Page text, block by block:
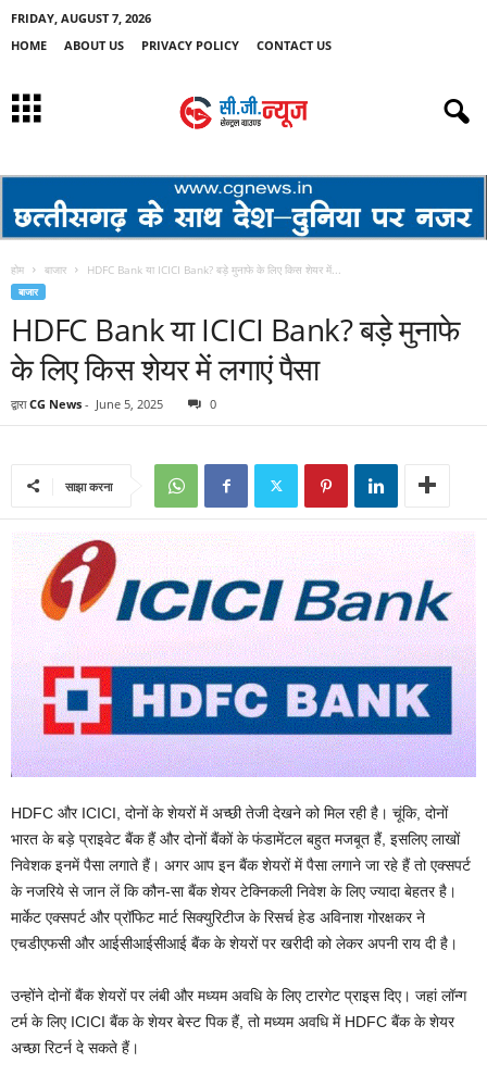
FRIDAY, AUGUST 7, 2026
HOME
ABOUT US PRIVACY POLICY CONTACT US
होम बाजार HDFC Bank या ICICI Bank? बड़े मुनाफे के लिए किस शेयर में...
बाजार
HDFC Bank या ICICI Bank? बड़े मुनाफे
के लिए किस शेयर में लगाएं पैसा
द्वारा CG News - June 5, 2025 0
साझा करना
HDFC और ICICI, दोनों के शेयरों में अच्छी तेजी देखने को मिल रही है। चूंकि, दोनों
भारत के बड़े प्राइवेट बैंक हैं और दोनों बैंकों के फंडामेंटल बहुत मजबूत हैं, इसलिए लाखों
निवेशक इनमें पैसा लगाते हैं। अगर आप इन बैंक शेयरों में पैसा लगाने जा रहे हैं तो एक्सपर्ट
के नजरिये से जान लें कि कौन-सा बैंक शेयर टेक्निकली निवेश के लिए ज्यादा बेहतर है।
मार्केट एक्सपर्ट और प्रॉफिट मार्ट सिक्युरिटीज के रिसर्च हेड अविनाश गोरक्षकर ने
एचडीएफसी और आईसीआईसीआई बैंक के शेयरों पर खरीदी को लेकर अपनी राय दी है।
उन्होंने दोनों बैंक शेयरों पर लंबी और मध्यम अवधि के लिए टारगेट प्राइस दिए। जहां लॉन्ग
टर्म के लिए ICICI बैंक के शेयर बेस्ट पिक हैं, तो मध्यम अवधि में HDFC बैंक के शेयर
अच्छा रिटर्न दे सकते हैं।